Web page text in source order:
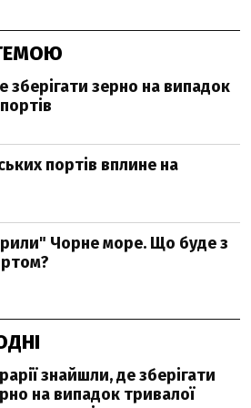
зберігати зерно на випадок
портів вплине на
Чорне море. Що буде з
знайшли, де зберігати
на випадок тривалої